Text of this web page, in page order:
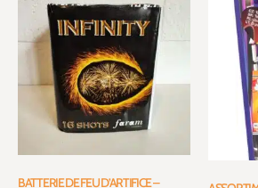
BATTERIE DE FEU D’ARTIFICE –